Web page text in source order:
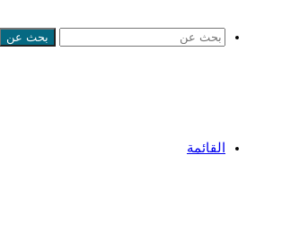
بحث عن
القائمة